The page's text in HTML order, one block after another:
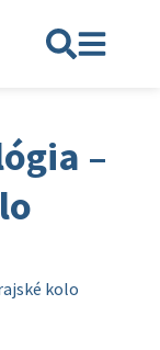
–
kolo